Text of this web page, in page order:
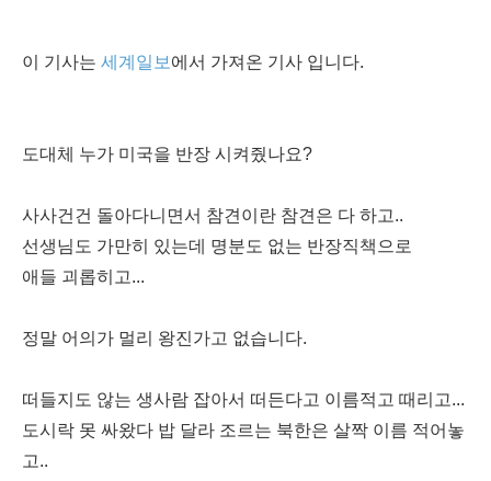
이 기사는 세계일보 에서 가져온 기사 입니다.
도대체 누가 미국을 반장 시켜줬나요?
사사건건 돌아다니면서 참견이란 참견은 다 하고..
선생님도 가만히 있는데 명분도 없는 반장직책으로
애들 괴롭히고...
정말 어의가 멀리 왕진가고 없습니다.
떠들지도 않는 생사람 잡아서 떠든다고 이름적고 때리고...
도시락 못 싸왔다 밥 달라 조르는 북한은 살짝 이름 적어놓
고..